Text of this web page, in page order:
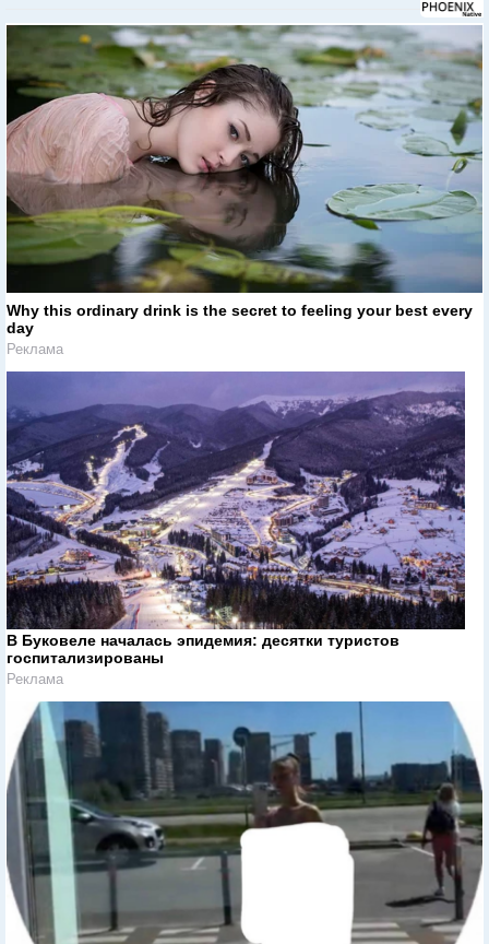
Why this ordinary drink is the secret to feeling your best every
day
Реклама
В Буковеле началась эпидемия: десятки туристов
госпитализированы
Реклама